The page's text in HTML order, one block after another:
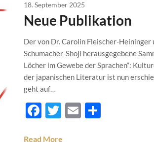
18. September 2025
Neue Publikation
Der von Dr. Carolin Fleischer-Heininger
Schumacher-Shoji herausgegebene
Löcher im Gewebe der Sprachen“:
der japanischen Literatur ist nun
geht auf…
Facebook
Twitter
EmailTeilen
Read More